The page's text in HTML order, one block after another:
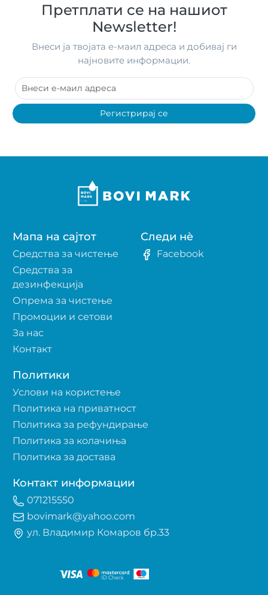
Претплати се на нашиот
Newsletter!
Внеси ја твојата е-маил адреса и добивај ги
најновите информации.
Регистрирај се
Мапа на сајтот
Средства за чистење
Средства за
дезинфекција
Опрема за чистење
Промоции и сетови
За нас
Контакт
Политики
Услови на користење
Политика на приватност
Политика за рефундирање
Политика за колачиња
Политика за достава
Контакт информации
071215550
bovimark@yahoo.com
ул. Владимир Комаров бр.33
Следи нè
Facebook